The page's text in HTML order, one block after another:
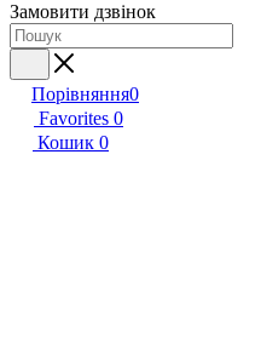
Замовити дзвінок
Порівняння0
Favorites 0
Кошик 0